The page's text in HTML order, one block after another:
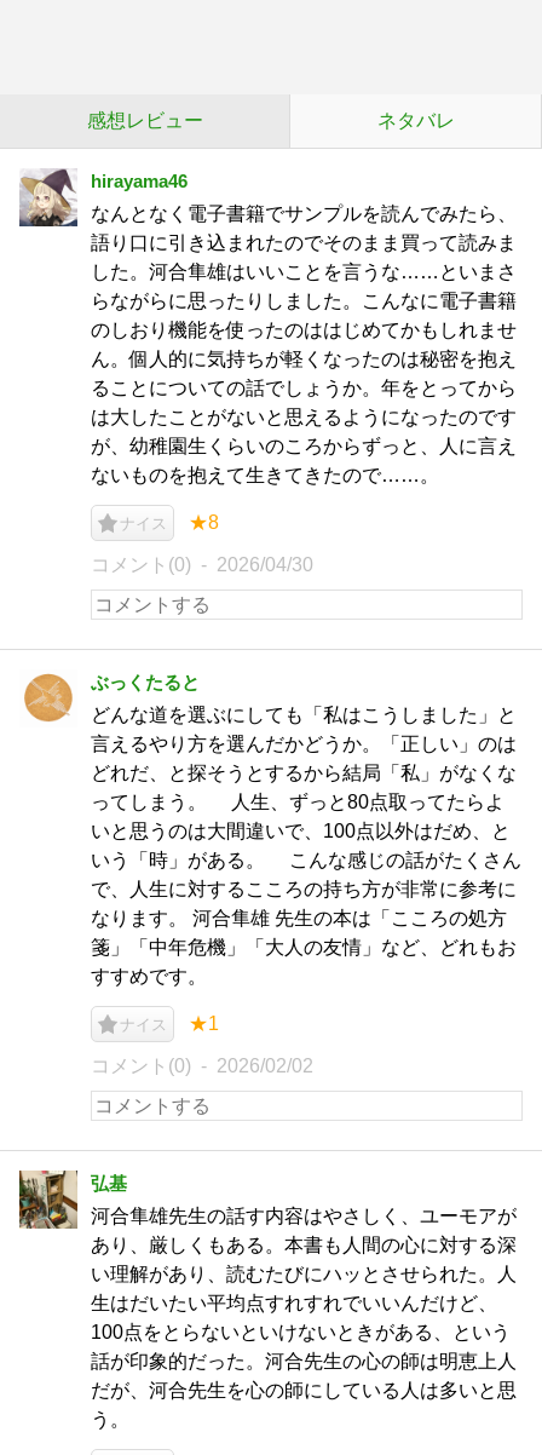
感想レビュー ネタバレ
hirayama46
なんとなく電子書籍でサンプルを読んでみたら、
語り口に引き込まれたのでそのまま買って読みま
した。河合隼雄はいいことを言うな……といまさ
らながらに思ったりしました。こんなに電子書籍
のしおり機能を使ったのははじめてかもしれませ
ん。個人的に気持ちが軽くなったのは秘密を抱え
ることについての話でしょうか。年をとってから
は大したことがないと思えるようになったのです
が、幼稚園生くらいのころからずっと、人に言え
ないものを抱えて生きてきたので……。
ナイス ★8
コメント(0) 2026/04/30
ぶっくたると
どんな道を選ぶにしても「私はこうしました」と
言えるやり方を選んだかどうか。「正しい」のは
どれだ、と探そうとするから結局「私」がなくな
ってしまう。 人生、ずっと80点取ってたらよ
いと思うのは大間違いで、100点以外はだめ、と
いう「時」がある。 こんな感じの話がたくさん
で、人生に対するこころの持ち方が非常に参考に
なります。 河合隼雄 先生の本は「こころの処方
箋」「中年危機」「大人の友情」など、どれもお
すすめです。
ナイス ★1
コメント(0) 2026/02/02
弘基
河合隼雄先生の話す内容はやさしく、ユーモアが
あり、厳しくもある。本書も人間の心に対する深
い理解があり、読むたびにハッとさせられた。人
生はだいたい平均点すれすれでいいんだけど、
100点をとらないといけないときがある、という
話が印象的だった。河合先生の心の師は明恵上人
だが、河合先生を心の師にしている人は多いと思
う。